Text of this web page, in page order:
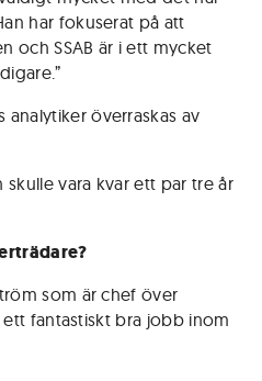
har fokuserat på att
och SSAB är i ett mycket
analytiker överraskas av
vara kvar ett par tre år
som är chef över
fantastiskt bra jobb inom